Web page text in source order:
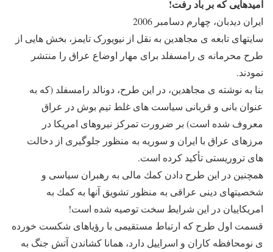
امیدهایی که بر باد رفت!
ایران دیدبان، چهارم دسامبر 2006
سایت‎های تابعه ‎ی مجاهدین به ‎نقل از نیویورک تایمز، بخش‎ هایی از
طرح محرمانه ‎ی رامسفلد برای مهار اوضاع عراق را منتشر
نمودند.
عنوان بانی و قربانی سیاست‎ های غلط تیم بوش در عراق
معروف شده است) بر ضرورت تمركز نيروهای امريكا در
های تروريستی تأكيد كرده است.
همچنین در این طرح دادن كمك مالی به رهبران سياسی و
شخصيت‎های دينی عراقی به‎ منظور تشويق آنها به كمك به
امريكاييان در اين شرايط سخت توصيه شده است!
قسمت اول طرح که ارتباط مستقیمی با رؤیاهای شکست‎ خورده
‎ی نومحافظه‎ کاران و اسراییل دارد، همانا کشاندن آتش جنگ به